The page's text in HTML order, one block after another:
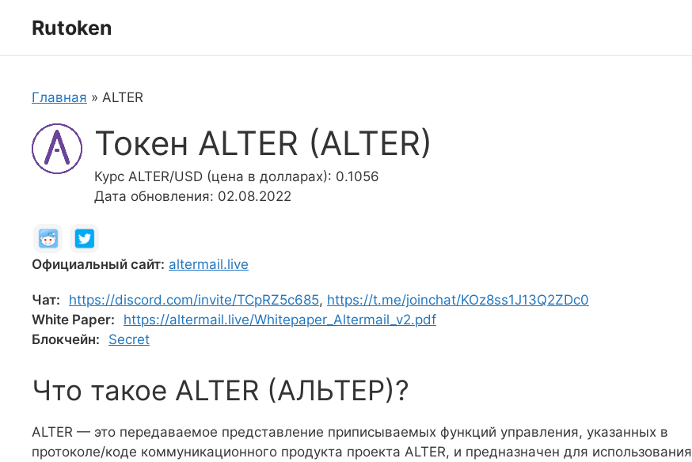
Rutoken
Главная » ALTER
Токен ALTER (ALTER)
Курс ALTER/USD (цена в долларах): 0.1056
Дата обновления: 02.08.2022
Официальный сайт: altermail.live
Чат: https://discord.com/invite/TCpRZ5c685, https://t.me/joinchat/KOz8ss1J13Q2ZDc0
White Paper:
https://altermail.live/Whitepaper_Altermail_v2.pdf
Блокчейн:
Secret
Что такое ALTER (АЛЬТЕР)?
ALTER — это передаваемое представление приписываемых функций управления, указанных в
протоколе/коде коммуникационного продукта проекта ALTER, и предназначен для использования